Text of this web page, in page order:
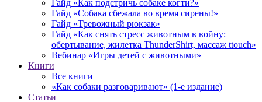
Гайд «Как подстричь собаке когти?»
Гайд «Собака сбежала во время сирены!»
Гайд «Тревожный рюкзак»
Гайд «Как снять стресс животным в войну:
обертывание, жилетка ThunderShirt, массаж ttouch»
Вебинар «Игры детей с животными»
Книги
Все книги
«Как собаки разговаривают» (1-е издание)
Статьи